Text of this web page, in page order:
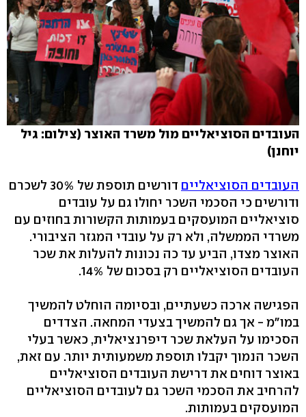
העובדים הסוציאליים מול משרד האוצר (צילום: גיל
יוחנן)
העובדים הסוציאליים
דורשים תוספת של 30% לשכרם
ודורשים כי הסכמי השכר יחולו גם על עובדים
סוציאליים המועסקים בעמותות הקשורות בחוזים עם
משרדי הממשלה, ולא רק על עובדי המגזר הציבורי.
האוצר מצדו, הביע עד כה נכונות להעלות את שכר
העובדים הסוציאליים רק בסכום של 14%.
הפגישה ארכה כשעתיים, ובסיומה הוחלט להמשיך
במו"מ - אך גם להמשיך בצעדי המחאה. הצדדים
הסכימו על העלאת שכר דיפרנציאלית, כאשר בעלי
השכר הנמוך יקבלו תוספת משמעותית יותר. עם זאת,
באוצר דוחים את דרישת העובדים הסוציאליים
להרחיב את הסכמי השכר גם לעובדים הסוציאליים
המועסקים בעמותות.